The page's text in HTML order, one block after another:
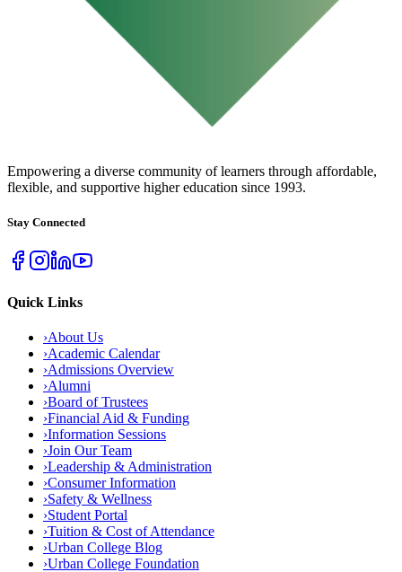
Empowering a diverse community of learners through affordable,
flexible, and supportive higher education since 1993.
Stay Connected
Quick Links
›About Us
›Academic Calendar
›Admissions Overview
›Alumni
›Board of Trustees
›Financial Aid & Funding
›Information Sessions
›Join Our Team
›Leadership & Administration
›Consumer Information
›Safety & Wellness
›Student Portal
›Tuition & Cost of Attendance
›Urban College Blog
›Urban College Foundation